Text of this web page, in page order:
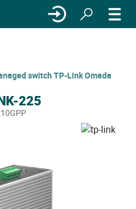
switch TP-Link Omada
225